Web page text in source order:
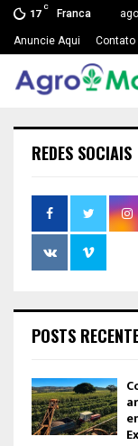
17
C
Franca
Anuncie Aqui Contato
REDES SOCIAIS
POSTS